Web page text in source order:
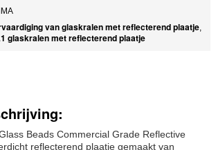
van glaskralen met reflecterend plaatje,
glaskralen met reflecterend plaatje
Beads Commercial Grade Reflective
reflecterend plaatje gemaakt van